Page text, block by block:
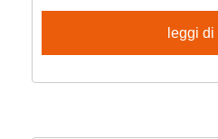
leggi di